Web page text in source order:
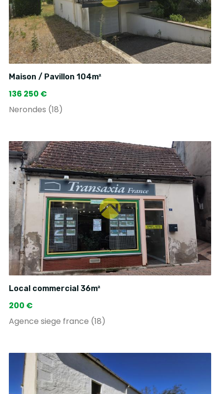
Maison / Pavillon 104m²
136 250 €
Nerondes (18)
Local commercial 36m²
200 €
Agence siege france (18)